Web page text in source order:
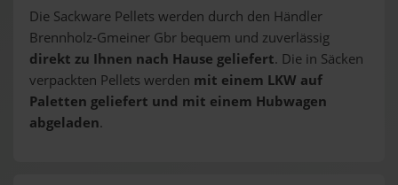
Die Sackware Pellets werden durch den Händler
Brennholz-Gmeiner Gbr bequem und zuverlässig
direkt zu Ihnen nach Hause geliefert. Die in Säcken
verpackten Pellets werden mit einem LKW auf
Paletten geliefert und mit einem Hubwagen
abgeladen.